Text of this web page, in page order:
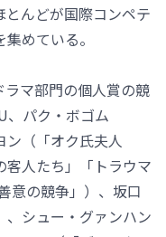
んどが国際コンペテ
めている。
マ部門の個人賞の競
、パク・ボゴム
ン（「オク氏夫人
人たち」「トラウマ
意の競争」）、坂口
シュー・グァンハン